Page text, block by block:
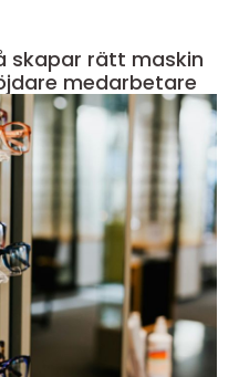
skapar rätt maskin
medarbetare